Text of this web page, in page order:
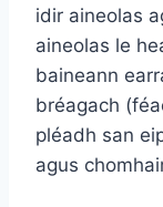
idir aineolas
aineolas le
baineann
bréagach
pléadh san
agus